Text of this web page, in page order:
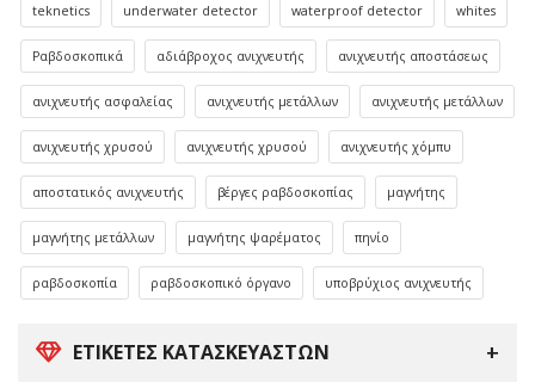
teknetics underwater detector waterproof detector whites
Ραβδοσκοπικά αδιάβροχος ανιχνευτής ανιχνευτής αποστάσεως
ανιχνευτής ασφαλείας ανιχνευτής μετάλλων ανιχνευτής μετάλλων
ανιχνευτής χρυσού ανιχνευτής χρυσού ανιχνευτής χόμπυ
αποστατικός ανιχνευτής βέργες ραβδοσκοπίας μαγνήτης
μαγνήτης μετάλλων μαγνήτης ψαρέματος πηνίο
ραβδοσκοπία ραβδοσκοπικό όργανο υποβρύχιος ανιχνευτής
ΕΤΙΚΈΤΕΣ ΚΑΤΑΣΚΕΥΑΣΤΏΝ